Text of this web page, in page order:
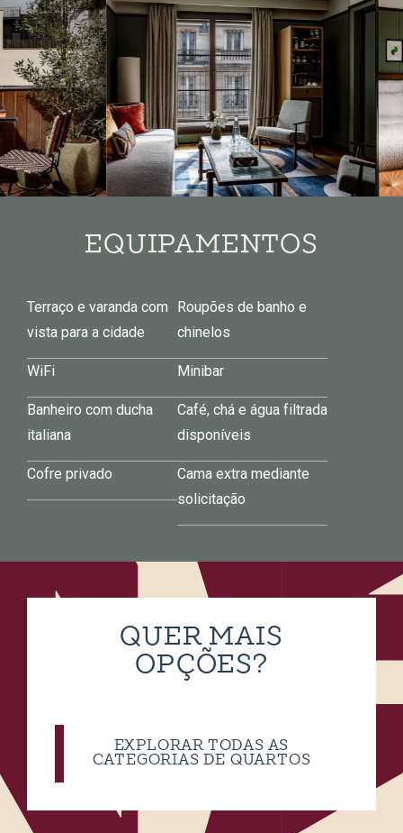
EQUIPAMENTOS
Terraço e varanda com
vista para a cidade
Roupões de banho e
chinelos
WiFi Minibar
Banheiro com ducha
italiana
Café, chá e água filtrada
disponíveis
Cofre privado
Cama extra mediante
solicitação
QUER MAIS
OPÇÕES?
EXPLORAR TODAS AS
CATEGORIAS DE QUARTOS